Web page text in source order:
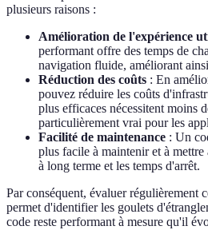
plusieurs raisons :
Amélioration de l'expérience
performant offre des temps de
navigation fluide, améliorant
Réduction des coûts : En
pouvez réduire les coûts
plus efficaces nécessitent moins
particulièrement vrai pour les
Facilité de maintenance : Un
plus facile à maintenir et à
à long terme et les temps d'arrêt.
Par conséquent, évaluer régulièrement
permet d'identifier les goulets
code reste performant à mesure qu'il